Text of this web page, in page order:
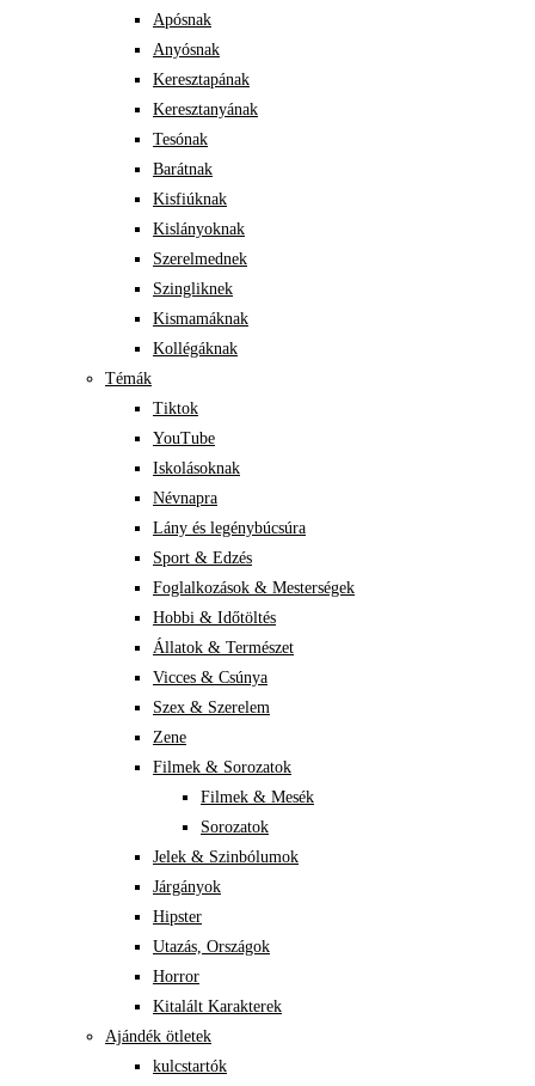
Apósnak
Anyósnak
Keresztapának
Keresztanyának
Tesónak
Barátnak
Kisfiúknak
Kislányoknak
Szerelmednek
Szingliknek
Kismamáknak
Kollégáknak
Témák
Tiktok
YouTube
Iskolásoknak
Névnapra
Lány és legénybúcsúra
Sport & Edzés
Foglalkozások & Mesterségek
Hobbi & Időtöltés
Állatok & Természet
Vicces & Csúnya
Szex & Szerelem
Zene
Filmek & Sorozatok
Filmek & Mesék
Sorozatok
Jelek & Szinbólumok
Járgányok
Hipster
Utazás, Országok
Horror
Kitalált Karakterek
Ajándék ötletek
kulcstartók